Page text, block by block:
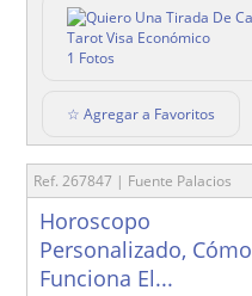
1 Fotos
☆ Agregar a Favoritos
Ref. 267847 | Fuente Palacios
Horoscopo
Personalizado, Cómo
Funciona El...